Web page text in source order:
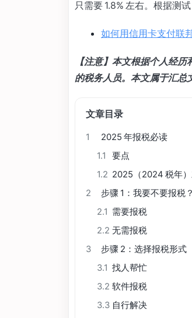
只需要 1.8% 左右。根据测
如何用信用卡支付联
【注意】本文根据个人经
的税务人员。本文属于汇总
文章目录
1
2025 年报税必读
1.1
要点
1.2 2025（2024 税年
2
步骤 1：我要不要报税？
2.1 需要报税
2.2 无需报税
3
步骤 2：选择报税形式
3.1 找人帮忙
3.2 软件报税
3.3 自行解决